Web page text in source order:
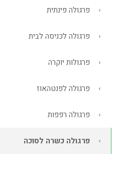
פרגולה פינתית
פרגולה לכניסה לבית
פרגולות יוקרה
פרגולה לפנטהאוז
פרגולה רפפות
פרגולה כשרה לסוכה